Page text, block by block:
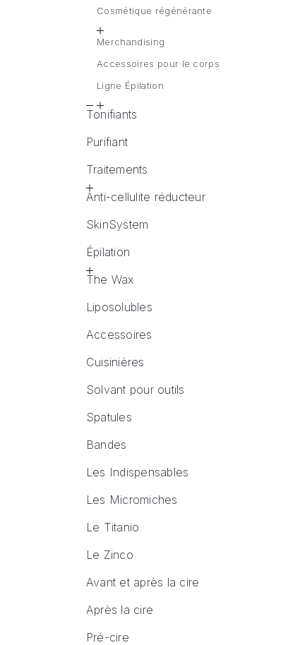
Cosmétique régénérante
Merchandising
Accessoires pour le corps
Ligne Épilation
Tonifiants
Purifiant
Traitements
Anti-cellulite réducteur
SkinSystem
Épilation
The Wax
Liposolubles
Accessoires
Cuisinières
Solvant pour outils
Spatules
Bandes
Les Indispensables
Les Micromiches
Le Titanio
Le Zinco
Avant et après la cire
Après la cire
Pré-cire